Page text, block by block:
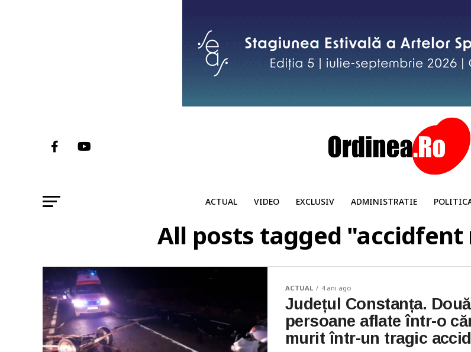
ACTUAL VIDEO EXCLUSIV ADMINISTRATIE
All posts tagged
ACTUAL 4 ani ago
Județul Constanța. Două
persoane aflate într-o
murit într-un tragic